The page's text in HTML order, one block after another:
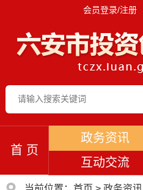
会员登录/注册
首 页
政务资讯
互动交流